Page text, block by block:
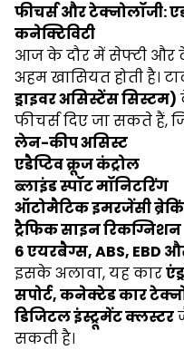
फीचर्स और टेक्नोलॉजी:
कनेक्टिविटी
आज के दौर में सेफ्टी और
अहम खासियत होती है।
ड्राइवर असिस्टेंस सिस्टम)
फीचर्स दिए जा सकते हैं,
लेन-कीप असिस्ट
एडैप्टिव क्रूज कंट्रोल
ब्लाइंड स्पॉट मॉनिटरिंग
ऑटोमैटिक इमरजेंसी
ट्रैफिक साइन रिकग्निशन
6 एयरबैग्स, ABS, EBD
इसके अलावा, यह कार
सपोर्ट, कनेक्टेड कार
डिजिटल इंस्ट्रूमेंट क्लस्टर
सकती है।